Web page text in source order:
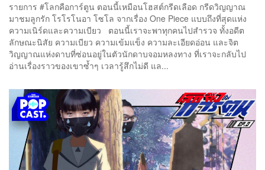
รายการ #โลกคือการ์ตูน ตอนนี้เหมือนโฮสต์กรีดเลือด กรีดวิญญาณ
มาชมลูกรัก โรโรโนอา โซโล จากเรื่อง One Piece แบบถึงที่สุดแห่ง
ความเนิร์ดและความเบียว ตอนนี้เราจะพาทุกคนไปสำรวจ ทั้งอดีต
ลักษณะนิสัย ความเบียว ความเข้มแข็ง ความละเอียดอ่อน และจิต
วิญญาณแห่งดาบที่ซ่อนอยู่ในตัวนักดาบจอมหลงทาง ที่เราจะกลับไป
อ่านเรื่องราวของเขาซ้ำๆ เวลารู้สึกไม่ดี แล...